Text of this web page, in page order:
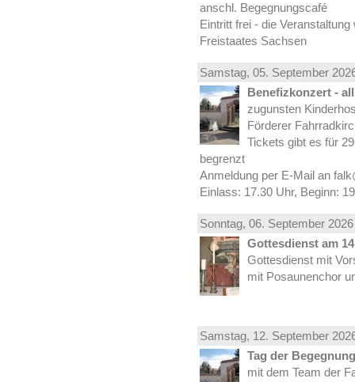
anschl. Begegnungscafé
Eintritt frei - die
Freistaates Sachsen
Samstag, 05. September
Benefizkonzert -
zugunsten
Förderer
Tickets gibt es für
begrenzt
Anmeldung per E-Mail an
Einlass: 17.30 Uhr, Beginn:
Sonntag, 06. September
Gottesdienst am
Gottesdienst mit
mit Posaunenchor
Samstag, 12. September
Tag der
mit dem Team der